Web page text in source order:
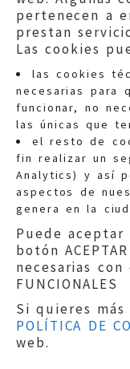
pertenecen a
prestan
Las cookies
las cookies
necesarias para
funcionar, no
las únicas que
el resto de
fin realizar un
Analytics) y así
aspectos de
genera en la
Puede
botón
necesarias con
FUNCIONALES
Si quieres
POLÍTICA DE
web.
Quejas:
Aviso legal
Protección